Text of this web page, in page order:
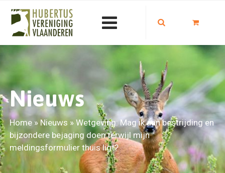
Nieuws
Home » Nieuws »Wetgeving: Mag ik aan bestrijding en
bijzondere bejaging doen terwijl mijn
meldingsformulier thuis ligt?